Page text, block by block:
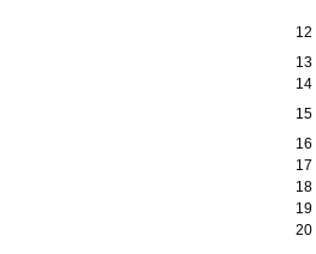
12
13
14
15
16
17
18
19
20